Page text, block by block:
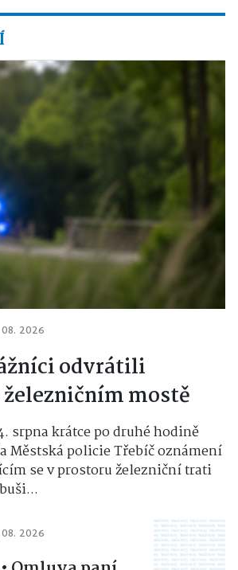
2026
odvrátili
mostě
srpna krátce po druhé hodině
Městská policie Třebíč oznámení
se v prostoru železniční trati
2026